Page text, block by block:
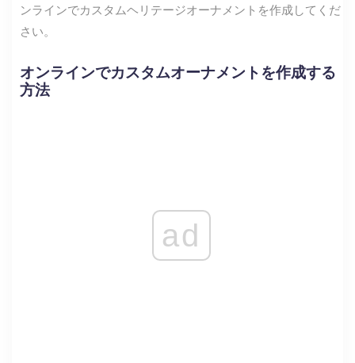
ンラインでカスタムヘリテージオーナメントを作成してくだ
さい。
オンラインでカスタムオーナメントを作成する
方法
ad